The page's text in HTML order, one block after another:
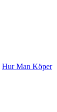
Hur Man Köper